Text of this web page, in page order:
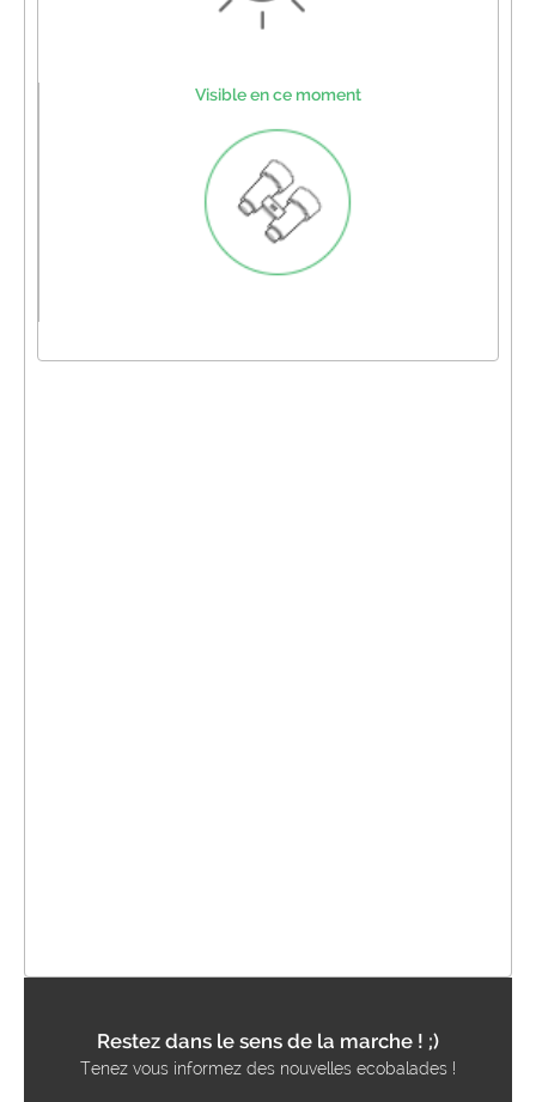
Visible en ce moment
Restez dans le sens de la marche ! ;)
Tenez vous informez des nouvelles ecobalades !